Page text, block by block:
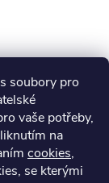
soubory pro
vaše potřeby,
na
cookies,
se kterými